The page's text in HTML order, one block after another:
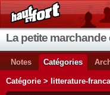
La petite marchande
Notes Catégories
Catégorie > litterature-